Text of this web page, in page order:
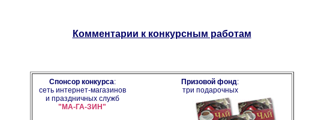
Комментарии к конкурсным работам
Спонсор конкурса:
сеть интернет-магазинов
и праздничных служб
"МА-ГА-ЗИН"
Призовой фонд:
три подарочных